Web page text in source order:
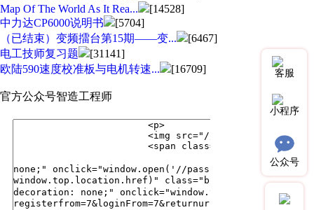
Map Of The World As It Rea...
[14528]
中力达CP6000说明书
[5704]
（已结束）变频擂台第15期——变...
[6467]
电工技师复习题
[31141]
欧陆590速度校准板与电机转速...
[16709]
官方公众号智造工程师
客服
小程序
公众号